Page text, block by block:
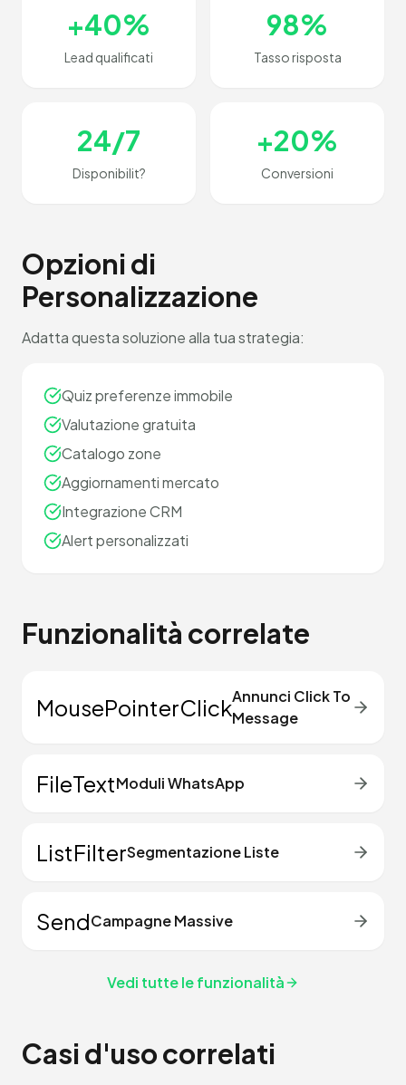
+40%
Lead qualificati
98%
Tasso risposta
24/7
Disponibilit?
+20%
Conversioni
Opzioni di
Personalizzazione
Adatta questa soluzione alla tua strategia:
Quiz preferenze immobile
Valutazione gratuita
Catalogo zone
Aggiornamenti mercato
Integrazione CRM
Alert personalizzati
Funzionalità correlate
MousePointerClickAnnunci Click To
Message
FileTextModuli WhatsApp
ListFilterSegmentazione Liste
SendCampagne Massive
Vedi tutte le funzionalità
Casi d'uso correlati